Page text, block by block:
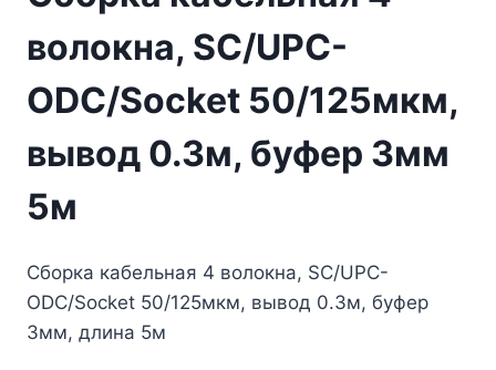
волокна, SC/UPC-
ODC/Socket 50/125мкм,
вывод 0.3м, буфер 3мм
5м
Сборка кабельная 4 волокна, SC/UPC-
ODC/Socket 50/125мкм, вывод 0.3м, буфер
3мм, длина 5м